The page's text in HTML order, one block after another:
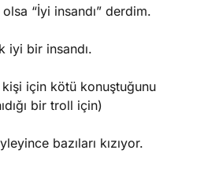
“İyi insandı” derdim.
iyi bir insandı.
için kötü konuştuğunu
bir troll için)
bazıları kızıyor.